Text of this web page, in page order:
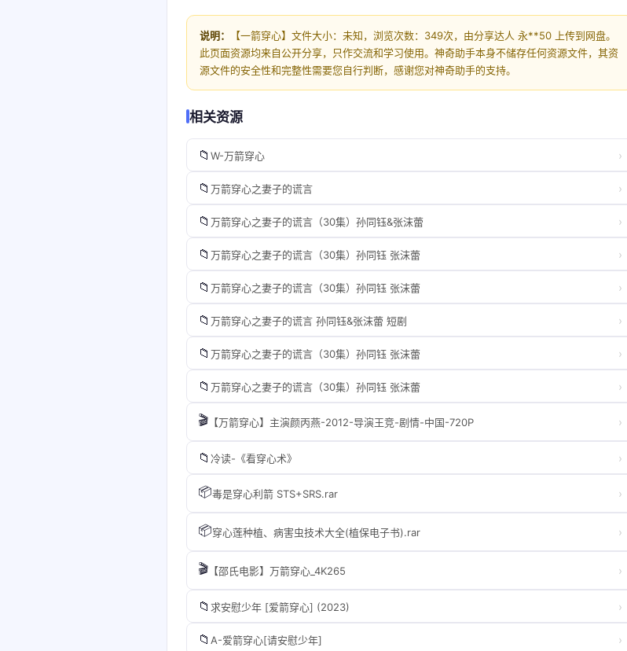
说明：
【一箭穿心】文件大小：未知，浏览次数：349次，由分享达人 永**50 上传到网盘。
此页面资源均来自公开分享，只作交流和学习使用。神奇助手本身不储存任何资源文件，其资
源文件的安全性和完整性需要您自行判断，感谢您对神奇助手的支持。
相关资源
📁 W-万箭穿心 ›
📁 万箭穿心之妻子的谎言 ›
📁 万箭穿心之妻子的谎言（30集）孙同钰&张沫蕾 ›
📁 万箭穿心之妻子的谎言（30集）孙同钰 张沫蕾 ›
📁 万箭穿心之妻子的谎言（30集）孙同钰 张沫蕾 ›
📁 万箭穿心之妻子的谎言 孙同钰&张沫蕾 短剧 ›
📁 万箭穿心之妻子的谎言（30集）孙同钰 张沫蕾 ›
📁 万箭穿心之妻子的谎言（30集）孙同钰 张沫蕾 ›
🎬 【万箭穿心】主演颜丙燕-2012-导演王竞-剧情-中国-720P ›
📁 冷读-《看穿心术》 ›
📦毒是穿心利箭 STS+SRS.rar ›
📦穿心莲种植、病害虫技术大全(植保电子书).rar ›
🎬 【邵氏电影】万箭穿心_4K265 ›
📁 求安慰少年 [爱箭穿心] (2023) ›
📁 A-爱箭穿心[请安慰少年] ›